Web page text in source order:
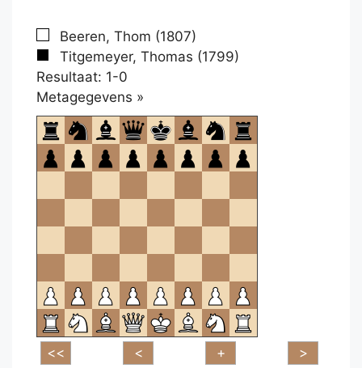
Beeren, Thom (1807)
Titgemeyer, Thomas (1799)
Resultaat: 1-0
Metagegevens »
om
te
openen.